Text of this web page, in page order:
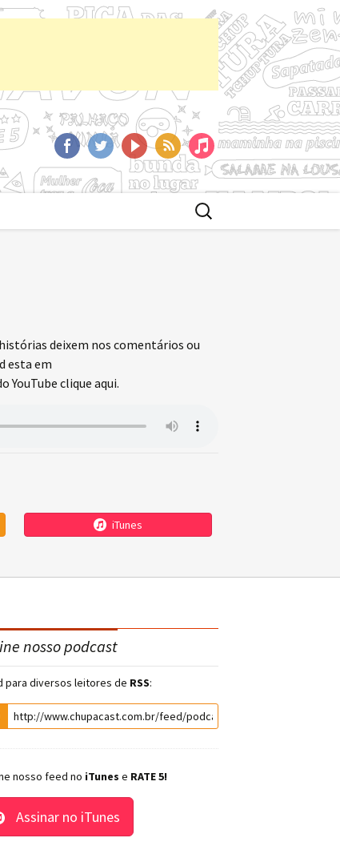
FacebookTwitterYoutTubeRSS iTunes
Buscar
por:
deixem nos comentários ou
esta em
YouTube clique aqui.
iTunes
nosso podcast
para diversos leitores de RSS:
nosso feed no iTunes e RATE 5!
Assinar no iTunes